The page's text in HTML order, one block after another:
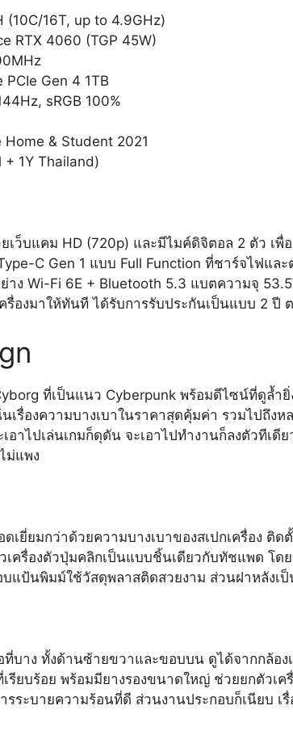
(10C/16T, up to 4.9GHz)
RTX 4060 (TGP 45W)
PCIe Gen 4 1TB
sRGB 100%
& Student 2021
+ 1Y Thailand)
เว็บแคม HD (720p) และมีไมค์ดิจิตอล 2 ตัว เ
C Gen 1 แบบ Full Function ที่ชาร์จไฟแ
าง Wi-Fi 6E + Bluetooth 5.3 แบตความจุ
รื่องมาให้ทันที ได้รับการรับประกันเป็นแบบ 2
ที่เป็นแนว Cyberpunk พร้อมดีไซน์ที่ดูล้ำ
เรื่องความบางเบาในราคาสุดคุ้มค่า รวมไปถึง
าไปเล่นเกมก็ดุดัน จะเอาไปทำงานก็ลงตัวทีเ
ม่แพง
ยี่ยมกว่าด้วยความบางเบาของสเปกเครื่อง
เครื่องตัวปุ่มคลิกเป็นแบบชิ้นเดียวกับทัชแพด โ
แป้นพิมม์ใช้วัสดุพลาสติดสวยงาม ส่วนฝาหลังเ
บาง ทั้งด้านซ้ายขวาและขอบบน ดูได้จากกล้อ
รียบร้อย พร้อมมียางรองขนาดใหญ่ ช่วยยกตัว
ระบายความร้อนที่ดี ส่วนงานประกอบก็เนียบ เ